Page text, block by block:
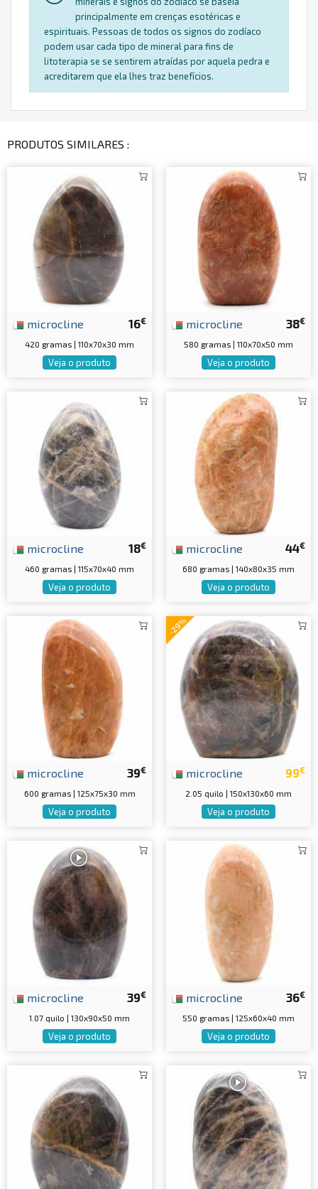
principalmente em crenças esotéricas e
espirituais. Pessoas de todos os signos do zodíaco
podem usar cada tipo de mineral para fins de
litoterapia se se sentirem atraídas por aquela pedra e
acreditarem que ela lhes traz benefícios.
PRODUTOS SIMILARES :
16€
microcline
420 gramas | 110x70x30 mm
Veja o produto
38€
microcline
580 gramas | 110x70x50 mm
Veja o produto
18€
microcline
460 gramas | 115x70x40 mm
Veja o produto
44€
microcline
680 gramas | 140x80x35 mm
Veja o produto
39€
microcline
600 gramas | 125x75x30 mm
Veja o produto
-29%
99€
microcline
2.05 quilo | 150x130x60 mm
Veja o produto
39€
microcline
1.07 quilo | 130x90x50 mm
Veja o produto
36€
microcline
550 gramas | 125x60x40 mm
Veja o produto